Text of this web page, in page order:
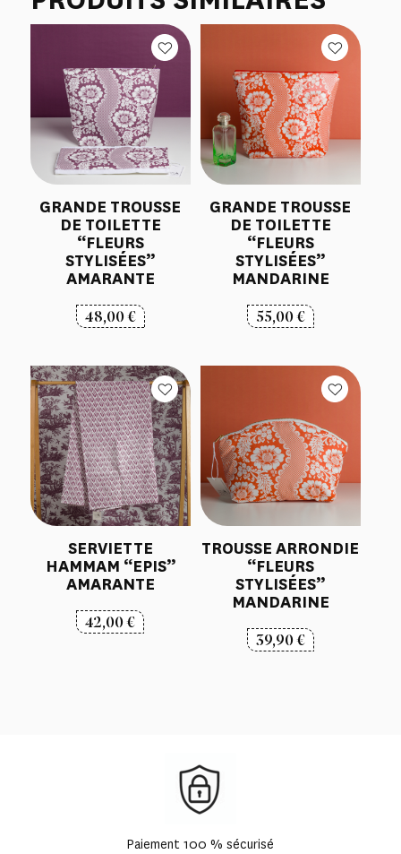
GRANDE TROUSSE
DE TOILETTE
“FLEURS
STYLISÉES”
AMARANTE
48,00€
GRANDE TROUSSE
DE TOILETTE
“FLEURS
STYLISÉES”
MANDARINE
55,00€
SERVIETTE
HAMMAM “EPIS”
AMARANTE
42,00€
TROUSSE ARRONDIE
“FLEURS
STYLISÉES”
MANDARINE
39,90€
Paiement 100 % sécurisé